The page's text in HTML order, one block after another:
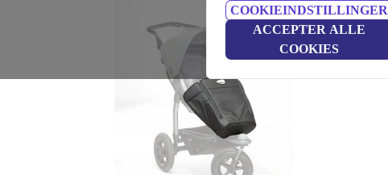
COOKIEINDSTILLINGER
ACCEPTER ALLE
COOKIES